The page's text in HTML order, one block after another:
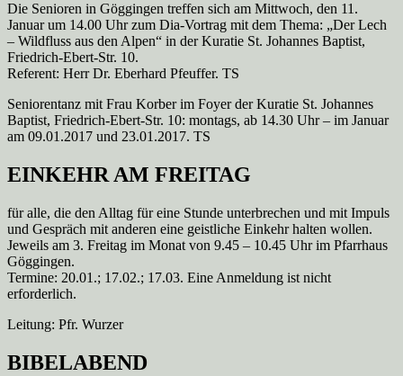
Die Senioren in Göggingen treffen sich am Mittwoch, den 11.
Januar um 14.00 Uhr zum Dia-Vortrag mit dem Thema: „Der Lech
– Wildfluss aus den Alpen“ in der Kuratie St. Johannes Baptist,
Friedrich-Ebert-Str. 10.
Referent: Herr Dr. Eberhard Pfeuffer. TS
Seniorentanz mit Frau Korber im Foyer der Kuratie St. Johannes
Baptist, Friedrich-Ebert-Str. 10: montags, ab 14.30 Uhr – im Januar
am 09.01.2017 und 23.01.2017. TS
EINKEHR AM FREITAG
für alle, die den Alltag für eine Stunde unterbrechen und mit Impuls
und Gespräch mit anderen eine geistliche Einkehr halten wollen.
Jeweils am 3. Freitag im Monat von 9.45 – 10.45 Uhr im Pfarrhaus
Göggingen.
Termine: 20.01.; 17.02.; 17.03. Eine Anmeldung ist nicht
erforderlich.
Leitung: Pfr. Wurzer
BIBELABEND